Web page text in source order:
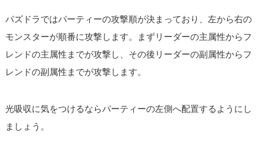
パズドラではパーティーの攻撃順が決まっており、左から右の
モンスターが順番に攻撃します。まずリーダーの主属性からフ
レンドの主属性までが攻撃し、その後リーダーの副属性からフ
レンドの副属性までが攻撃します。
光吸収に気をつけるならパーティーの左側へ配置するようにし
ましょう。